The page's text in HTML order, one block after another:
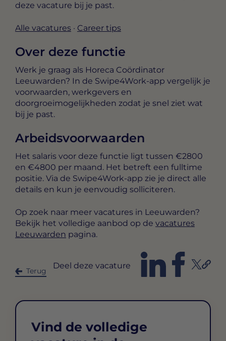
deze vacature bij je past.
Alle vacatures · Career tips
Over deze functie
Werk je graag als Horeca Coördinator
Leeuwarden? In de Swipe4Work-app vergelijk je
voorwaarden, werkgevers en
doorgroeimogelijkheden zodat je snel ziet wat
bij je past.
Arbeidsvoorwaarden
Het salaris voor deze functie ligt tussen €2800
en €4800 per maand . Het betreft een fulltime
positie. Via de Swipe4Work-app zie je direct alle
details en kun je eenvoudig solliciteren.
Op zoek naar meer vacatures in Leeuwarden?
Bekijk het volledige aanbod op de vacatures
Leeuwarden pagina.
Terug
Deel deze vacature
Vind de volledige